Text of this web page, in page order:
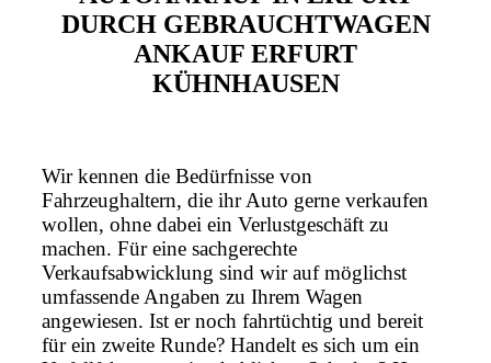
DURCH GEBRAUCHTWAGEN
ANKAUF ERFURT
KÜHNHAUSEN
Wir kennen die Bedürfnisse von
Fahrzeughaltern, die ihr Auto gerne verkaufen
wollen, ohne dabei ein Verlustgeschäft zu
machen. Für eine sachgerechte
Verkaufsabwicklung sind wir auf möglichst
umfassende Angaben zu Ihrem Wagen
angewiesen. Ist er noch fahrtüchtig und bereit
für ein zweite Runde? Handelt es sich um ein